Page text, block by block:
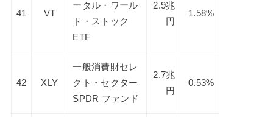
41 VT
ータル・ワール
ド・ストック
ETF
2.9兆
円
1.58%
42 XLY
一般消費財セレ
クト・セクター
SPDR ファンド
2.7兆
円
0.53%